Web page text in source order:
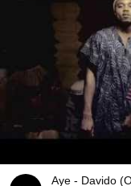
Aye - Davido